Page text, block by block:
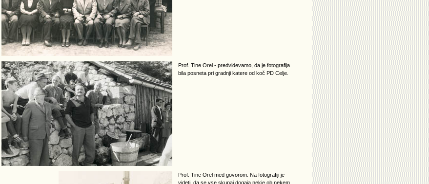
Prof. Tine Orel - predvidevamo, da je fotografija
bila posneta pri gradnji katere od koč PD Celje.
Prof. Tine Orel med govorom. Na fotografiji je
videti, da se vse skupaj dogaja nekje ob nekem